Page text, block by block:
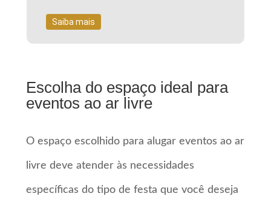
Saiba mais
Escolha do espaço ideal para
eventos ao ar livre
O espaço escolhido para alugar eventos ao ar
livre deve atender às necessidades
específicas do tipo de festa que você deseja